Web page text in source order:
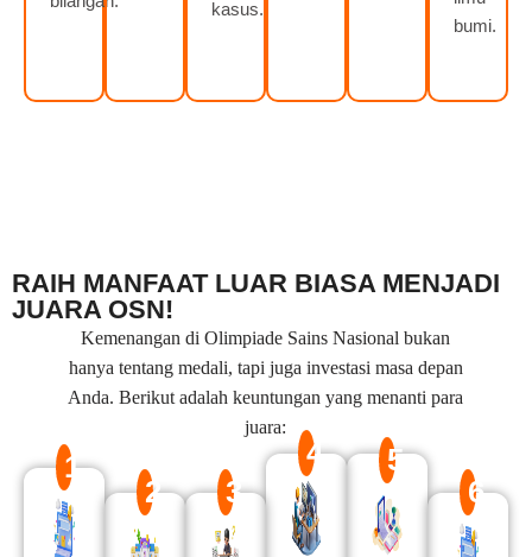
kasus.
bumi.
RAIH MANFAAT LUAR BIASA MENJADI
JUARA OSN!
Kemenangan di Olimpiade Sains Nasional bukan
hanya tentang medali, tapi juga investasi masa depan
Anda. Berikut adalah keuntungan yang menanti para
juara:
1
2 3
4 5
6